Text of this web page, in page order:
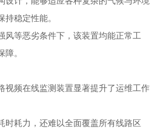
稳定性能。
风等恶劣条件下，该装置均能正常工
。
视频在线监测装置显著提升了运维工作
时耗力，还难以全面覆盖所有线路区